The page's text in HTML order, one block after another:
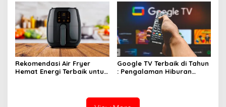
Rekomendasi Air Fryer
Hemat Energi Terbaik untuk
Google TV Terbaik di Tahun
: Pengalaman Hiburan